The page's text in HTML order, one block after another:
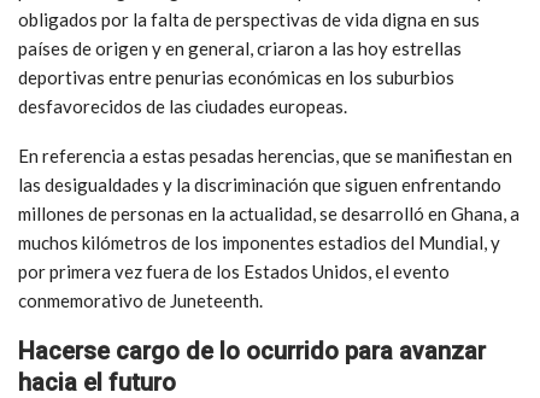
obligados por la falta de perspectivas de vida digna en sus
países de origen y en general, criaron a las hoy estrellas
deportivas entre penurias económicas en los suburbios
desfavorecidos de las ciudades europeas.
En referencia a estas pesadas herencias, que se manifiestan en
las desigualdades y la discriminación que siguen enfrentando
millones de personas en la actualidad, se desarrolló en Ghana, a
muchos kilómetros de los imponentes estadios del Mundial, y
por primera vez fuera de los Estados Unidos, el evento
conmemorativo de Juneteenth.
Hacerse cargo de lo ocurrido para avanzar
hacia el futuro